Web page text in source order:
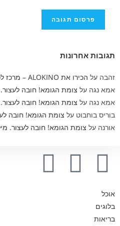
תגובות אחרונות
זהבה על הכירו את ALOKINO – מרכז לטיפולי אסתטיקה
אמא נגה על צומת הגומא! חובה
אמא נגה על צומת הגומא! חובה
בוריס בוחבוט על צומת הגומא! חובה
אורנה על צומת הגומא! חובה לעצור.
אוכל
בלוגים
בריאות